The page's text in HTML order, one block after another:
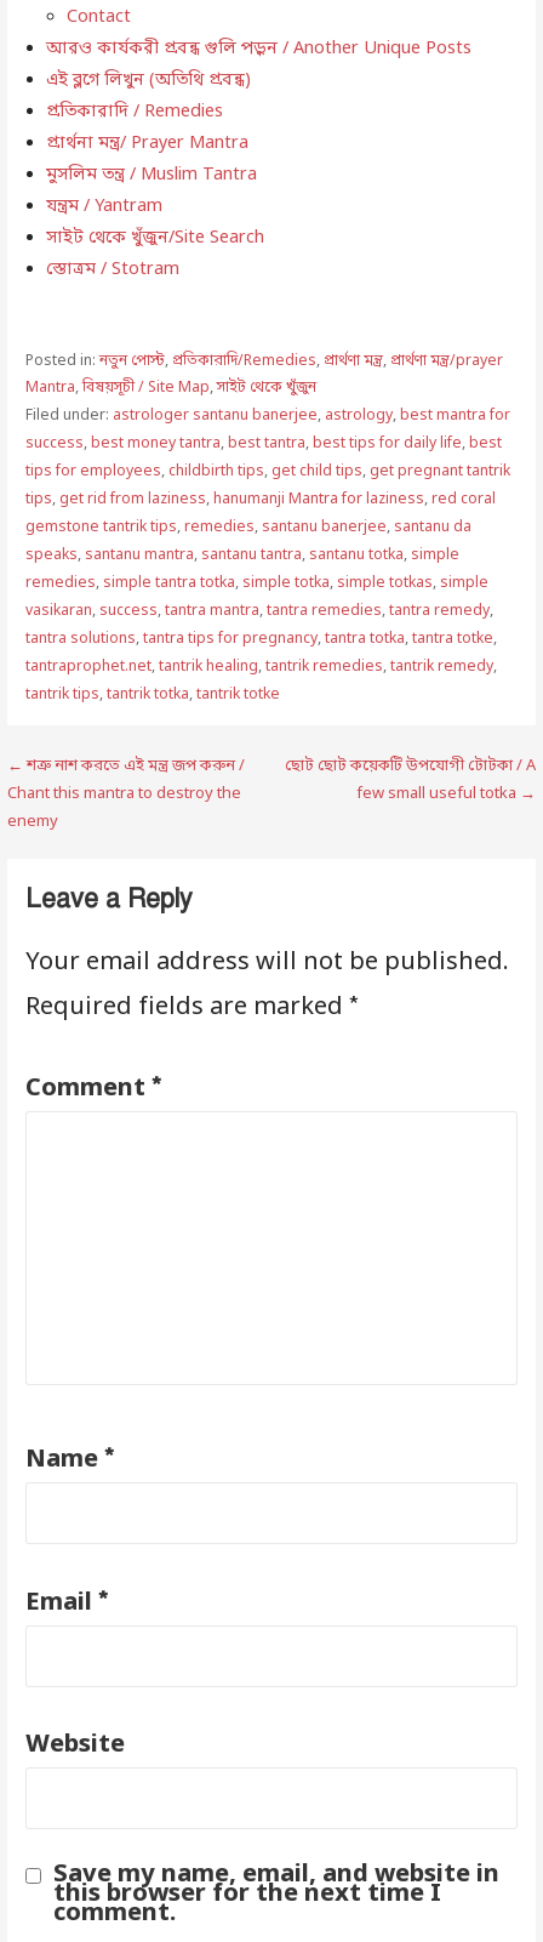
Contact
আরও কার্যকরী প্রবন্ধ গুলি পড়ুন / Another Unique Posts
এই ব্লগে লিখুন (অতিথি প্রবন্ধ)
প্রতিকারাদি / Remedies
প্রার্থনা মন্ত্র/ Prayer Mantra
মুসলিম তন্ত্র / Muslim Tantra
যন্ত্রম / Yantram
সাইট থেকে খুঁজুন/Site Search
স্তোত্রম / Stotram
Posted in:নতুন পোস্ট, প্রতিকারাদি/Remedies, প্রার্থণা মন্ত্র, প্রার্থণা মন্ত্র/prayer
Mantra,বিষয়সূচী / Site Map,সাইট থেকে খুঁজুন
Filed under: astrologer santanu banerjee, astrology,best mantra for
success,best money tantra,best tantra,best tips for daily life,best
tips for employees, childbirth tips, get child tips, get pregnant tantrik
tips, get rid from laziness,hanumanji Mantra for laziness,red coral
gemstone tantrik tips,remedies, santanu banerjee, santanu da
speaks, santanu mantra, santanu tantra, santanu totka, simple
remedies, simple tantra totka, simple totka, simple totkas, simple
vasikaran, success,tantra mantra,tantra remedies,tantra remedy,
tantra solutions,tantra tips for pregnancy,tantra totka,tantra totke,
tantraprophet.net,tantrik healing,tantrik remedies,tantrik remedy,
tantrik tips,tantrik totka,tantrik totke
Post
navigation
← শত্রু নাশ করতে এই মন্ত্র জপ করুন /
Chant this mantra to destroy the
enemy
ছোট ছোট কয়েকটি উপযোগী টোটকা / A
few small useful totka →
Leave a Reply
Your email address will not be published.
Required fields are marked *
Comment *
Name *
Email *
Website
Save my name, email, and website in
this browser for the next time I
comment.